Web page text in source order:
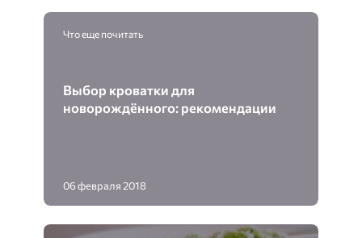
Что еще почитать
Выбор кроватки для
новорождённого: рекомендации
06 февраля 2018